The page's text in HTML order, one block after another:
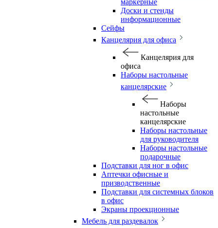
маркерные
Доски и стенды
информационные
Сейфы
Канцелярия для офиса
Канцелярия для
офиса
Наборы настольные
канцелярские
Наборы
настольные
канцелярские
Наборы настольные
для руководителя
Наборы настольные
подарочные
Подставки для ног в офис
Аптечки офисные и
призводственные
Подставки для системных блоков
в офис
Экраны проекционные
Мебель для раздевалок